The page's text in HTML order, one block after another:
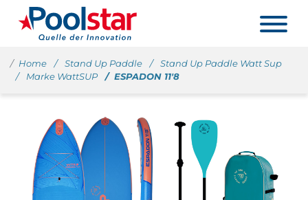
Home Stand Up Paddle
Stand Up Paddle Watt Sup
Marke WattSUP
ESPADON 11'8